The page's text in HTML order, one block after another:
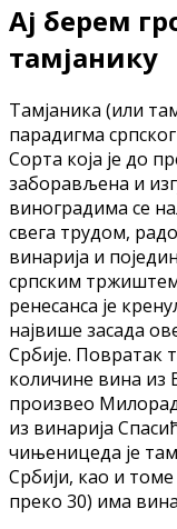
Ај берем
тамјанику
Тамјаника (или
парадигма
Сорта која је до
заборављена и
виноградима се
свега трудом,
винарија и
српским
ренесанса је
највише засада
Србије. Повратак
количине вина из
произвео
из винарија
чињеницеда је
Србији, као и
преко 30) има